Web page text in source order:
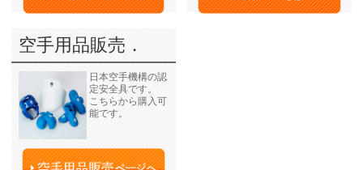
空手用品販売．
日本空手機構の認
定安全具です。
こちらから購入可
能です。